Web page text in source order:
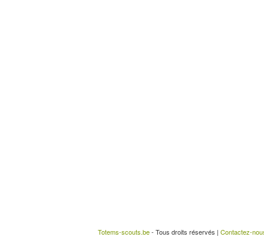
Totems-scouts.be- Tous droits réservés | Contactez-